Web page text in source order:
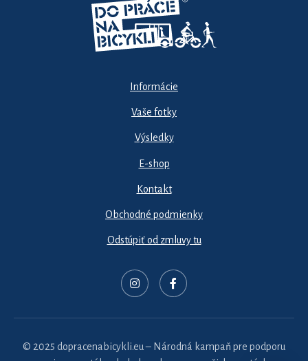
Informácie
Vaše fotky
Výsledky
E-shop
Kontakt
Obchodné podmienky
Odstúpiť od zmluvy tu
© 2025 dopracenabicykli.eu – Národná kampaň pre podporu